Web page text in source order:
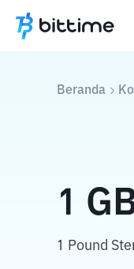
Beranda
1
1 Pound